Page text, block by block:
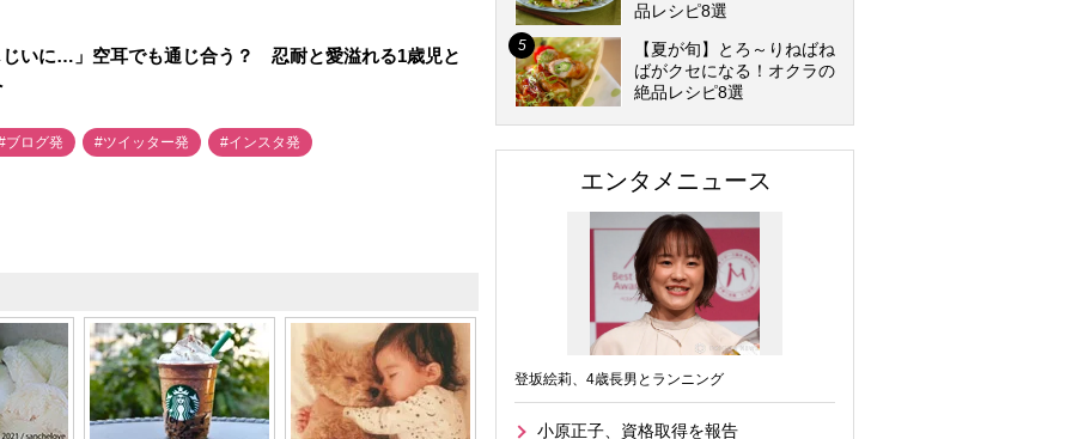
いに…」空耳でも通じ合う？ 忍耐と愛溢れる1歳児と
ブログ発 #ツイッター発 #インスタ発
品レシピ8選
【夏が旬】とろ～りねばね
ばがクセになる！オクラの
絶品レシピ8選
エンタメニュース
登坂絵莉、4歳長男とランニング
小原正子、資格取得を報告